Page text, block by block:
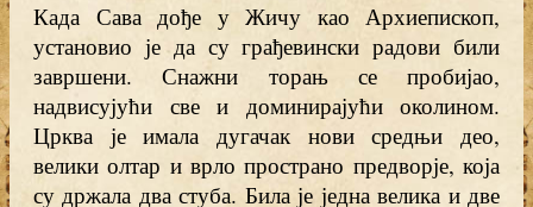
Када Сава дође у Жичу као Архиепископ,
установио је да су грађевински радови били
завршени. Снажни торањ се пробијао,
надвисујући све и доминирајући околином.
Црква је имала дугачак нови средњи део,
велики олтар и врло пространо предворје, која
су држала два стуба. Била је једна велика и две